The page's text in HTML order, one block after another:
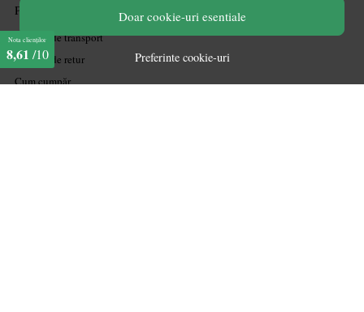
Doar cookie-uri esentiale
Preferinte cookie-uri
PLATA SI LIVRARE
Politica de transport
Politica de retur
Cum cumpăr
Nota clienților
8,61 /10